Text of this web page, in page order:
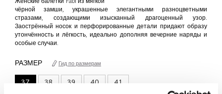
чёрной замши, украшенные элегантными разноцветными
стразами, создающими изысканный драгоценный узор.
Заострённый носок и перфорированные детали придают образу
утончённость и лёгкость, идеально дополняя вечерние наряды и
особые случаи.
РАЗМЕР Гид по размерам
37 38 39 40
41